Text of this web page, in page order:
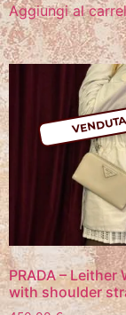
Aggiungi al
PRADA – Leither
with shoulder